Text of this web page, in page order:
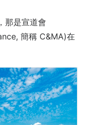
那是宣道會
簡稱 C&MA)在